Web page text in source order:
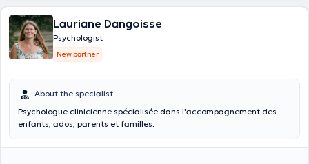
Lauriane Dangoisse
Psychologist
New partner
About the specialist
Psychologue clinicienne spécialisée dans l'accompagnement des
enfants, ados, parents et familles.